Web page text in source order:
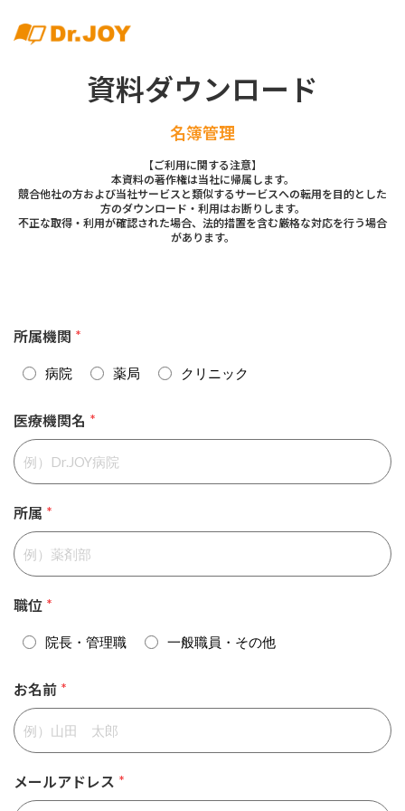
資料ダウンロード
名簿管理
【ご利用に関する注意】
本資料の著作権は当社に帰属します。
競合他社の方および当社サービスと類似するサービスへの転用を目的とした
方のダウンロード・利用はお断りします。
不正な取得・利用が確認された場合、法的措置を含む厳格な対応を行う場合
があります。
所属機関 *
病院 薬局 クリニック
医療機関名 *
所属 *
職位 *
院長・管理職 一般職員・その他
お名前 *
メールアドレス *